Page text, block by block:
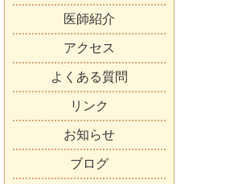
医師紹介
アクセス
よくある質問
リンク
お知らせ
ブログ